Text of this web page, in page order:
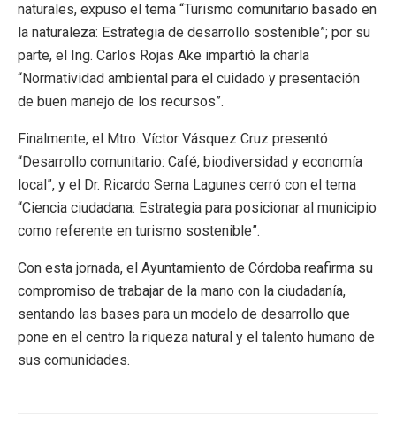
naturales, expuso el tema “Turismo comunitario basado en
la naturaleza: Estrategia de desarrollo sostenible”; por su
parte, el Ing. Carlos Rojas Ake impartió la charla
“Normatividad ambiental para el cuidado y presentación
de buen manejo de los recursos”.
Finalmente, el Mtro. Víctor Vásquez Cruz presentó
“Desarrollo comunitario: Café, biodiversidad y economía
local”, y el Dr. Ricardo Serna Lagunes cerró con el tema
“Ciencia ciudadana: Estrategia para posicionar al municipio
como referente en turismo sostenible”.
Con esta jornada, el Ayuntamiento de Córdoba reafirma su
compromiso de trabajar de la mano con la ciudadanía,
sentando las bases para un modelo de desarrollo que
pone en el centro la riqueza natural y el talento humano de
sus comunidades.